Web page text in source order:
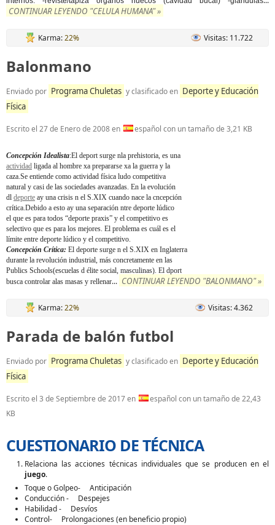
CONTINUAR LEYENDO "CELULA HUMANA" »
Karma:22% Visitas: 11.722
Balonmano
Enviado por Programa Chuletas y clasificado en Deporte y Educación
Física
Escrito el 27 de Enero de 2008en español con un tamaño de 3,21 KB
Concepción Idealista:El deport surge nla prehistoria, es una
actividad ligada al hombre xa prepararse xa la guerra y la
caza.Se entiende como actividad física ludo competitiva
natural y casi de las sociedades avanzadas. En la evolución
dl deporte ay una crisis n el S.XIX cuando nace la cncepción
crítica.Debido a esto ay una separación ntre deporte lúdico
el que es para todos “deporte praxis” y el competitivo es
selectivo que es para los mejores. El problema es cuál es el
límite entre deporte lúdico y el competitivo.
Concepción Crítica: El deporte surge n el S.XIX en Inglaterra
durante la revolución industrial, más concretamente en las
Publics Schools(escuelas d élite social, masculinas). El dport
busca controlar alas masas y rellenar... CONTINUAR LEYENDO "BALONMANO" »
Karma:22% Visitas: 4.362
Parada de balón futbol
Enviado por Programa Chuletas y clasificado en Deporte y Educación
Física
Escrito el 3 de Septiembre de 2017en
español con un tamaño de 22,43
KB
CUESTIONARIO DE TÉCNICA
Relaciona las acciones técnicas individuales que se producen en el
juego.
Toque o Golpeo- Anticipación
Conducción - Despejes
Habilidad - Desvíos
Control- Prolongaciones (en beneficio propio)